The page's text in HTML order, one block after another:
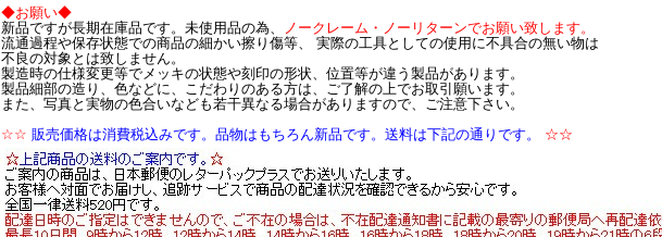
◆お願い◆
新品ですが長期在庫品です。未使用品の為、
ノークレーム・ノーリターンでお願い致します。
流通過程や保存状態での商品の細かい擦り傷等、 実際の工具としての使用に不具合の無い物は
不良の対象とは致しません。
製造時の仕様変更等でメッキの状態や刻印の形状、位置等が違う製品があります。
製品細部の造り、色などに、こだわりのある方は、ご了解の上でお取引願います。
また、写真と実物の色合いなども若干異なる場合がありますので、ご注意下さい。
☆☆ 販売価格は消費税込みです。品物はもちろん新品です。送料は下記の通りです。 ☆☆